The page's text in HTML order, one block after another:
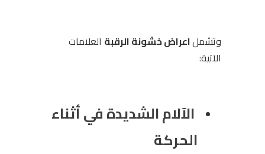
وتشملاعراض خشونة الرقبة العلامات
الآتية:
الآلام الشديدة في أثناء
الحركة